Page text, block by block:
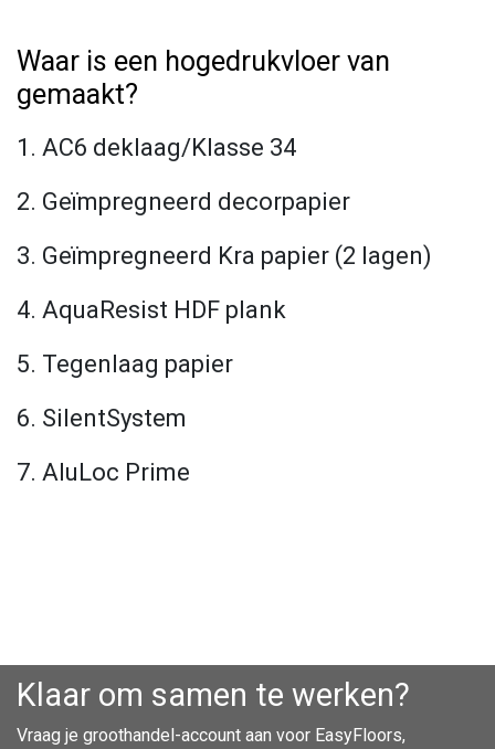
Waar is een hogedrukvloer van
gemaakt?
1. AC6 deklaag/Klasse 34
2. Geïmpregneerd decorpapier
3. Geïmpregneerd Kra papier (2 lagen)
4. AquaResist HDF plank
5. Tegenlaag papier
6. SilentSystem
7. AluLoc Prime
Klaar om samen te werken?
Vraag je groothandel-account aan voor EasyFloors,